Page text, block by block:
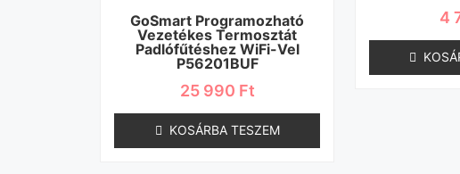
GoSmart Programozható
Vezetékes Termosztát
Padlófűtéshez WiFi-Vel
P56201BUF
25 990 Ft
KOSÁRBA TESZEM
4